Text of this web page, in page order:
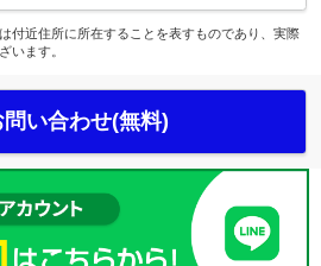
付近住所に所在することを表すものであり、実際
います。
問い合わせ(無料)